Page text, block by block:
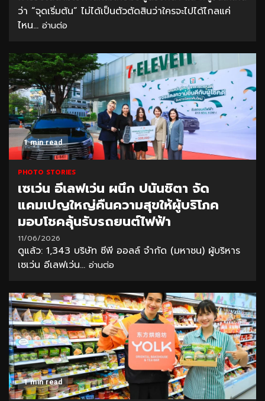
ว่า “จุดเริ่มต้น” ไม่ได้เป็นตัวตัดสินว่าใครจะไปได้ไกลแค่
ไหน... อ่านต่อ
1 min read
PHOTO STORIES
เซเว่น อีเลฟเว่น ผนึก ปนันชิตา จัด
แคมเปญใหญ่คืนความสุขให้ผู้บริโภค
มอบโชคลุ้นรับรถยนต์ไฟฟ้า
11/06/2026
ดูแล้ว: 1,343 บริษัท ซีพี ออลล์ จำกัด (มหาชน) ผู้บริหาร
เซเว่น อีเลฟเว่น... อ่านต่อ
1 min read